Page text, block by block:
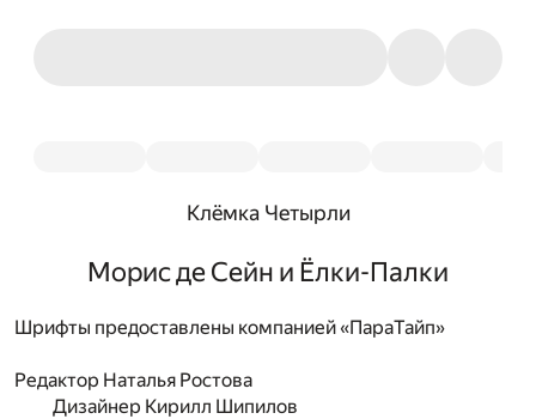
Клёмка Четырли
Морис де Сейн и Ёлки-Палки
Шрифты предоставлены компанией «ПараТайп»
Редактор Наталья Ростова
Дизайнер Кирилл Шипилов